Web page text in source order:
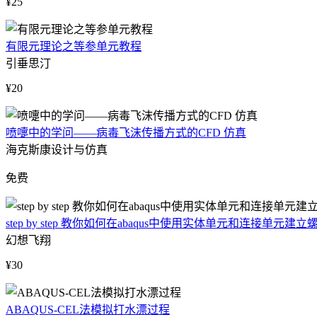
有限元理论之等参单元教程
引垂思汀
¥20
喷嚏中的学问——病毒飞沫传播方式的CFD 仿真
海克斯康设计与仿真
免费
step by step 教你如何在abaqus中使用实体单元和连接单元建立
幻想飞翔
¥30
ABAQUS-CEL法模拟打水漂过程